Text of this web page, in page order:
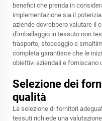
benefici che prenda in
implementazione sia il
aziende dovrebbero valutare il
d'imballaggio in tessuto non
trasporto, stoccaggio e
completa garantisce che le
obiettivi aziendali e forniscano
Selezione dei
qualità
La selezione di fornitori
tessuti richiede una